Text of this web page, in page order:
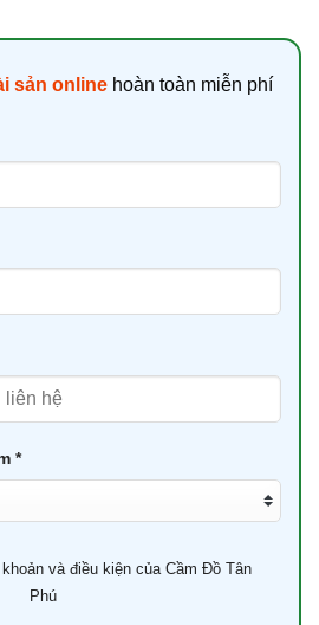
sản onlinehoàn toàn miễn phí
*
và điều kiện của Cầm Đồ Tân
Phú